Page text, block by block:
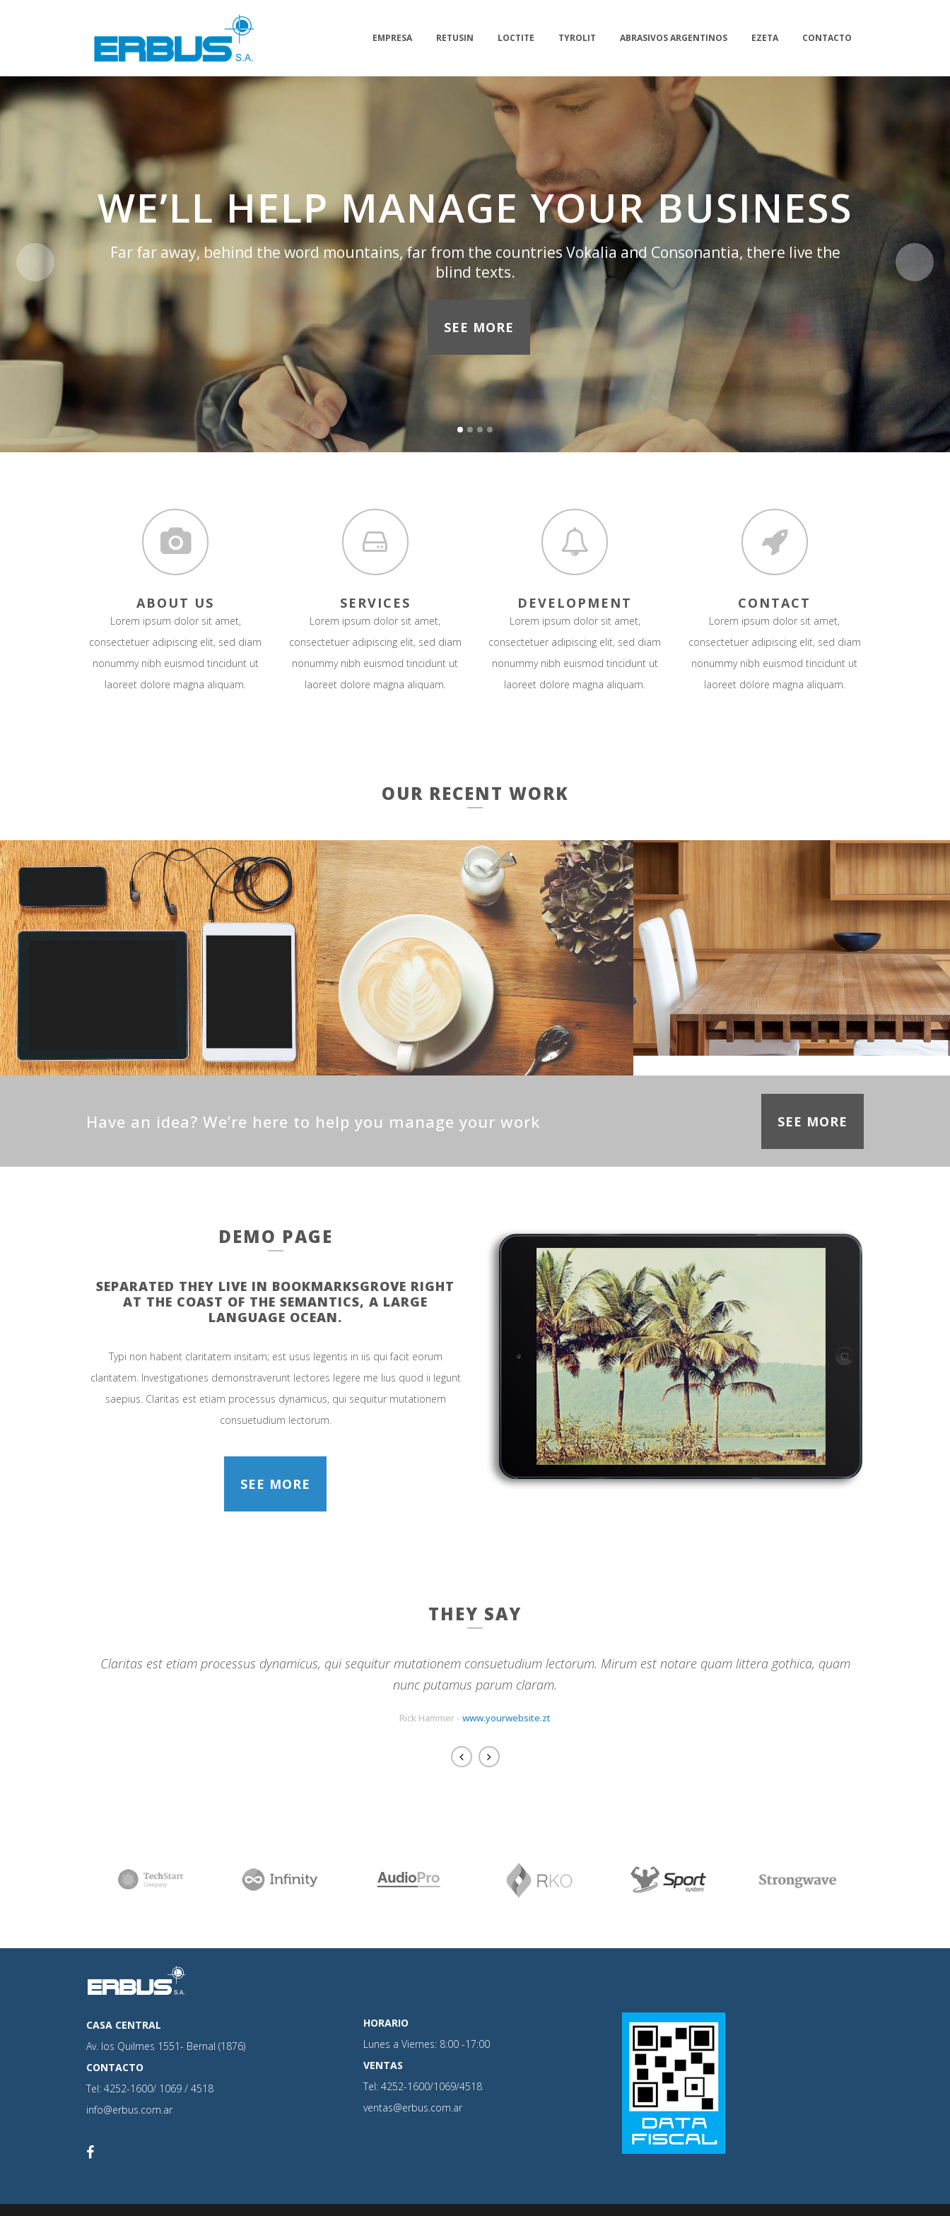
EMPRESA RETUSIN LOCTITE TYROLIT ABRASIVOS ARGENTINOS EZETA CONTACTO
WE’LL HELP MANAGE YOUR BUSINESS
Far far away, behind the word mountains, far from the countries Vokalia and Consonantia, there live the
blind texts.
SEE MORE
ABOUT US
Lorem ipsum dolor sit amet,
consectetuer adipiscing elit, sed diam
nonummy nibh euismod tincidunt ut
laoreet dolore magna aliquam.
SERVICES
Lorem ipsum dolor sit amet,
consectetuer adipiscing elit, sed diam
nonummy nibh euismod tincidunt ut
laoreet dolore magna aliquam.
DEVELOPMENT
Lorem ipsum dolor sit amet,
consectetuer adipiscing elit, sed diam
nonummy nibh euismod tincidunt ut
laoreet dolore magna aliquam.
CONTACT
Lorem ipsum dolor sit amet,
consectetuer adipiscing elit, sed diam
nonummy nibh euismod tincidunt ut
laoreet dolore magna aliquam.
OUR RECENT WORK
Have an idea? We’re here to help you manage your work SEE MORE
DEMO PAGE
SEPARATED THEY LIVE IN BOOKMARKSGROVE RIGHT
AT THE COAST OF THE SEMANTICS, A LARGE
LANGUAGE OCEAN.
Typi non habent claritatem insitam; est usus legentis in iis qui facit eorum
claritatem. Investigationes demonstraverunt lectores legere me lius quod ii legunt
saepius. Claritas est etiam processus dynamicus, qui sequitur mutationem
consuetudium lectorum.
SEE MORE
THEY SAY
Lorem ipsum dolor sit amet, feugiat delicata liberavisse id cum, no quo maiorum intellegebat, liber regione eu sit. Mea cu case ludus integre,
vide viderer eleifend ex mea. His ay diceret, cum et atqui placerat.
Alan Snow- www.yourwebsite.zt
Claritas est etiam processus dynamicus, qui sequitur mutationem consuetudium lectorum. Mirum est notare quam littera gothica, quam
nunc putamus parum claram.
Rick Hammer - www.yourwebsite.zt
CASA CENTRAL
Av. los Quilmes 1551- Bernal (1876)
CONTACTO
Tel: 4252-1600/ 1069 / 4518
info@erbus.com.ar
HORARIO
Lunes a Viernes: 8:00 -17:00
VENTAS
Tel: 4252-1600/1069/4518
ventas@erbus.com.ar